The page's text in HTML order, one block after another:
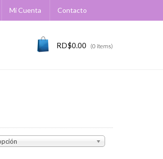
Mi Cuenta Contacto
RD$0.00 (0 items)